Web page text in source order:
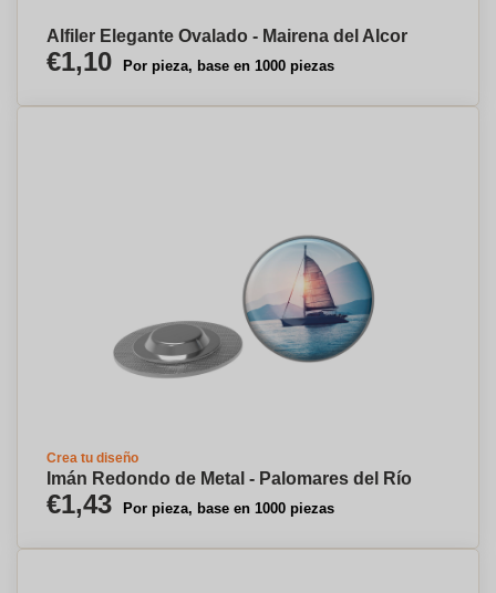
Alfiler Elegante Ovalado - Mairena del Alcor
€1,10 Por pieza, base en 1000 piezas
Crea tu diseño
Imán Redondo de Metal - Palomares del Río
€1,43 Por pieza, base en 1000 piezas